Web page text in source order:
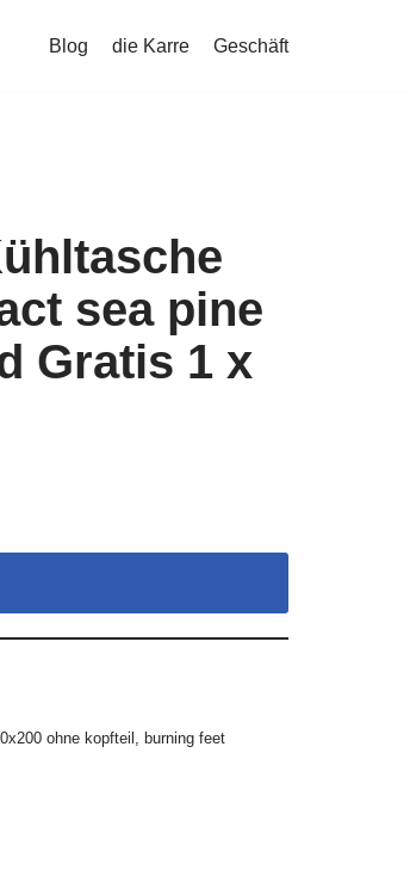
Blog die Karre Geschäft
sea pine
Gratis 1 x
ohne kopfteil , burning feet